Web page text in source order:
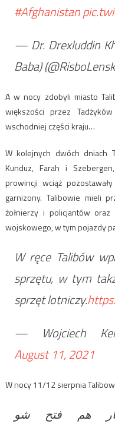
#Afghanistan
— Dr. Drexluddin
Baba)
A w nocy zdobyli miasto
większości przez
wschodniej części kraju…
W kolejnych dwóch dniach
Kunduz, Farah i
prowincji wciąż
garnizony. Talibowie mieli
żołnierzy i policjantów
wojskowego, w tym pojazdy
W ręce Talibów
sprzętu, w tym
sprzęt lotniczy.
— Wojciech
August 11, 2021
W nocy 11/12 sierpnia
هم فتح شو